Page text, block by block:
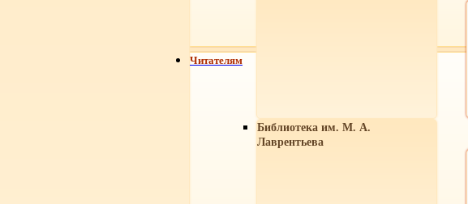
Библиотека им. М. А.
Лаврентьева
Читателям